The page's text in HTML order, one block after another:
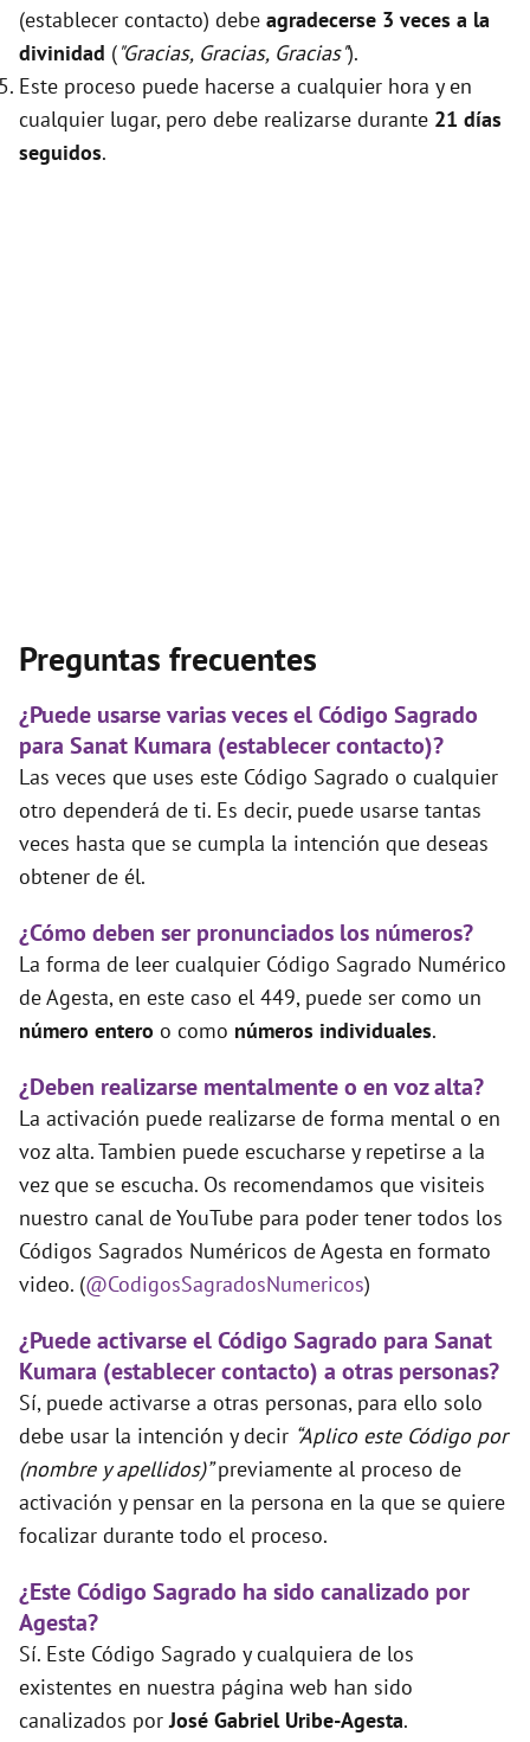
(establecer contacto) debe agradecerse 3 veces a la
divinidad ("Gracias, Gracias, Gracias").
Este proceso puede hacerse a cualquier hora y en
cualquier lugar, pero debe realizarse durante 21 días
seguidos.
Preguntas frecuentes
¿Puede usarse varias veces el Código Sagrado
para Sanat Kumara (establecer contacto)?
Las veces que uses este Código Sagrado o cualquier
otro dependerá de ti. Es decir, puede usarse tantas
veces hasta que se cumpla la intención que deseas
obtener de él.
¿Cómo deben ser pronunciados los números?
La forma de leer cualquier Código Sagrado Numérico
de Agesta, en este caso el 449, puede ser como un
número entero o como números individuales.
¿Deben realizarse mentalmente o en voz alta?
La activación puede realizarse de forma mental o en
voz alta. Tambien puede escucharse y repetirse a la
vez que se escucha. Os recomendamos que visiteis
nuestro canal de YouTube para poder tener todos los
Códigos Sagrados Numéricos de Agesta en formato
video. (@CodigosSagradosNumericos)
¿Puede activarse el Código Sagrado para Sanat
Kumara (establecer contacto) a otras personas?
Sí, puede activarse a otras personas, para ello solo
debe usar la intención y decir “Aplico este Código por
(nombre y apellidos)”previamente al proceso de
activación y pensar en la persona en la que se quiere
focalizar durante todo el proceso.
¿Este Código Sagrado ha sido canalizado por
Agesta?
Sí. Este Código Sagrado y cualquiera de los
existentes en nuestra página web han sido
canalizados porJosé Gabriel Uribe-Agesta.